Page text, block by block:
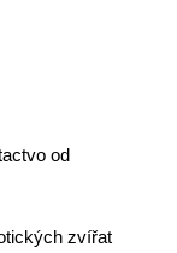
od
zvířat